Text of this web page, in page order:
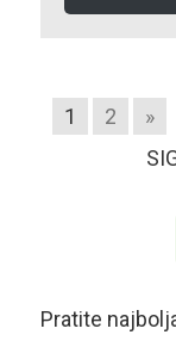
1 2
»
Pratite